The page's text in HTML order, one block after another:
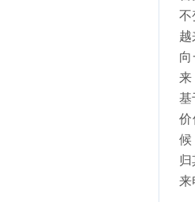
不
越
来
基
价
候
来